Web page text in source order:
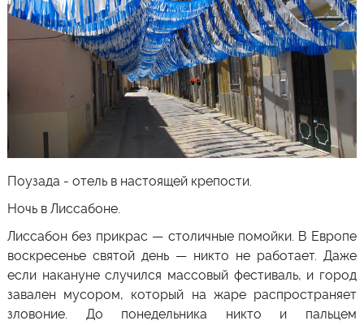
Поузада - отель в настоящей крепости.
Ночь в Лиссабоне.
Лиссабон без прикрас — столичные помойки. В Европе
воскресенье святой день — никто не работает. Даже
если накануне случился массовый фестиваль, и город
завален мусором, который на жаре распространяет
зловоние. До понедельника никто и пальцем